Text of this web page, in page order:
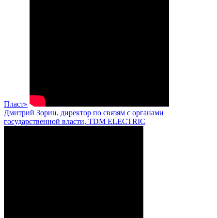
Пласт»
Дмитрий Зорин, директор по связям с органами
государственной власти, TDM ELECTRIC